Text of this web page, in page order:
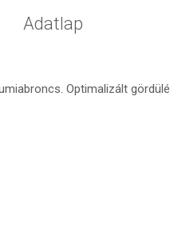
Adatlap
Optimalizált